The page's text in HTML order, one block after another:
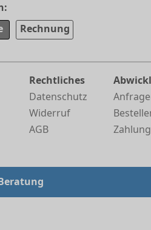
Rechnung
Rechtliches
Datenschutz
Widerruf
AGB
Zahlung